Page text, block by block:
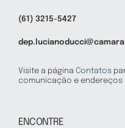
(61) 3215-5427
Visite a página Contatos
comunicação e endereços
ENCONTRE